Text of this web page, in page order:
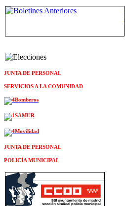
JUNTA DE PERSONAL
SERVICIOS A LA COMUNIDAD
JUNTA DE PERSONAL
POLICÍA MUNICIPAL